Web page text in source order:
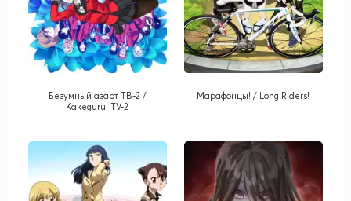
Безумный азарт ТВ-2 /
Kakegurui TV-2
Марафонцы! / Long Riders!